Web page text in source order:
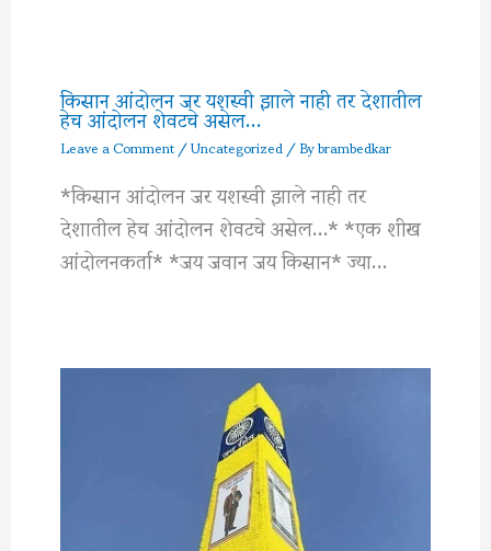
किसान आंदोलन जर यशस्वी झाले नाही तर देशातील
हेच आंदोलन शेवटचे असेल…
Leave a Comment/Uncategorized/ Bybrambedkar
*किसान आंदोलन जर यशस्वी झाले नाही तर
देशातील हेच आंदोलन शेवटचे असेल…* *एक शीख
आंदोलनकर्ता* *जय जवान जय किसान* ज्या…